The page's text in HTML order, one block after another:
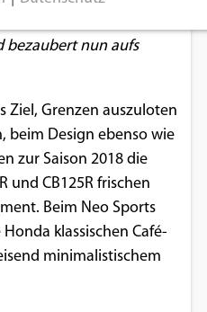
bezaubert nun aufs
Ziel, Grenzen auszuloten
beim Design ebenso wie
zur Saison 2018 die
und CB125R frischen
Beim Neo Sports
klassischen Café­
minimalistischem
ermöglichen
und sind für die